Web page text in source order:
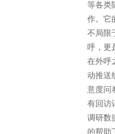
等各类
作。它
不局限
呼，更
在外呼
动推送
意度问
有回访
调研数
的帮助